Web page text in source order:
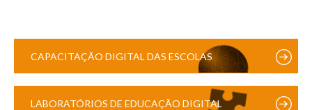
CAPACITAÇÃO DIGITAL DAS ESCOLAS
LABORATÓRIOS DE EDUCAÇÃO DIGITAL